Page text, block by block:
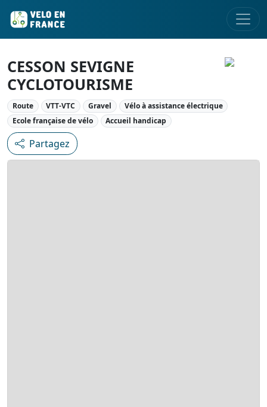
CESSON SEVIGNE
CYCLOTOURISME
Route VTT-VTC Gravel
Vélo à assistance électrique
Ecole française de vélo
Accueil handicap
Partagez